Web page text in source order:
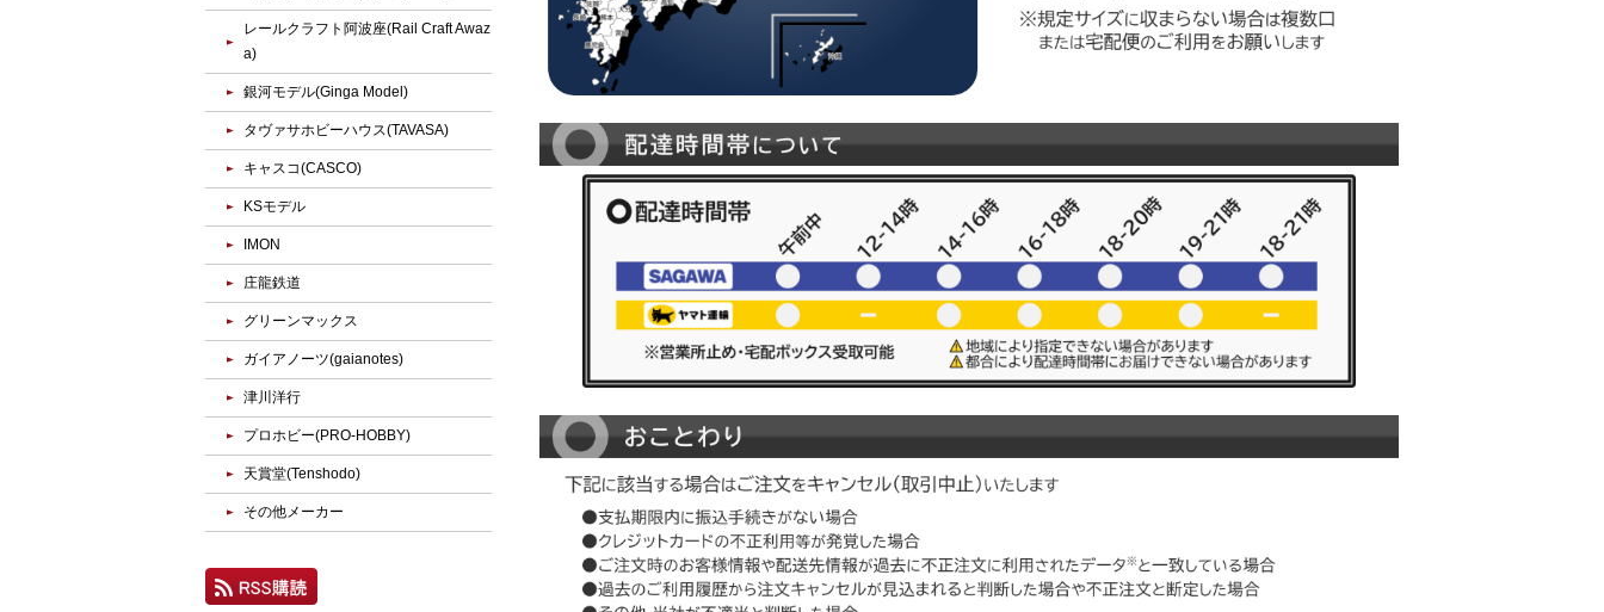
レールクラフト阿波座(Rail Craft Awaz
a)
銀河モデル(Ginga Model)
タヴァサホビーハウス(TAVASA)
キャスコ(CASCO)
KSモデル
IMON
庄龍鉄道
グリーンマックス
ガイアノーツ(gaianotes)
津川洋行
プロホビー(PRO-HOBBY)
天賞堂(Tenshodo)
その他メーカー